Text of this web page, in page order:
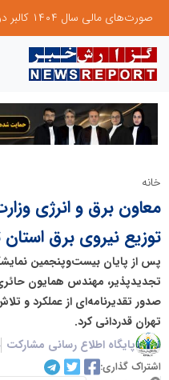
خانه
معاون برق و انرژی
توزیع نیروی برق استان
پس از پایان بیست‌وپنجمین
تجدیدپذیر، مهندس همایون
صدور تقدیرنامه‌ای از عملکرد و
تهران قدردانی کرد.
پایگاه اطلاع رسانی مشارکت
اشتراک گذاری: